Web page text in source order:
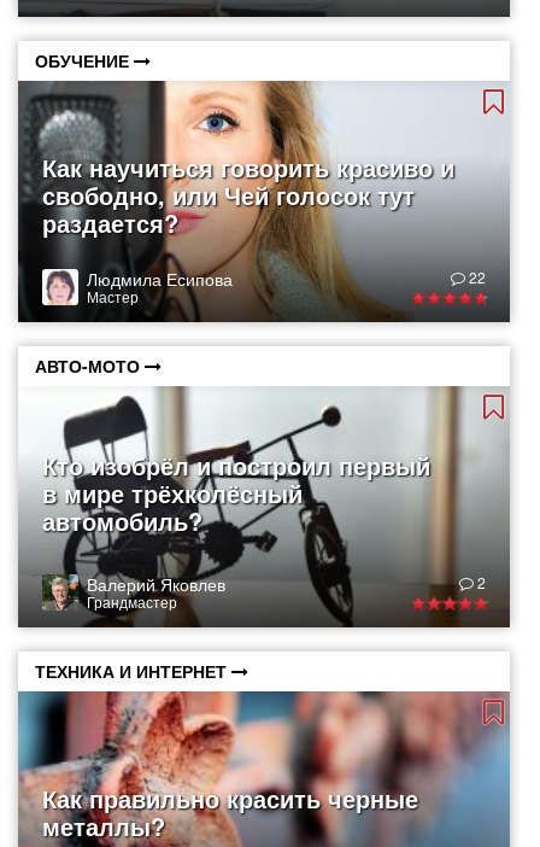
ОБУЧЕНИЕ
Как научиться говорить красиво и
свободно, или Чей голосок тут
раздается?
Людмила Есипова
Мастер
22
АВТО-МОТО
Кто изобрёл и построил первый
в мире трёхколёсный
автомобиль?
Валерий Яковлев
Грандмастер
2
ТЕХНИКА И ИНТЕРНЕТ
Как правильно красить черные
металлы?